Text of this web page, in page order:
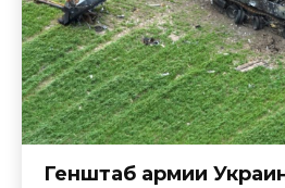
Генштаб армии